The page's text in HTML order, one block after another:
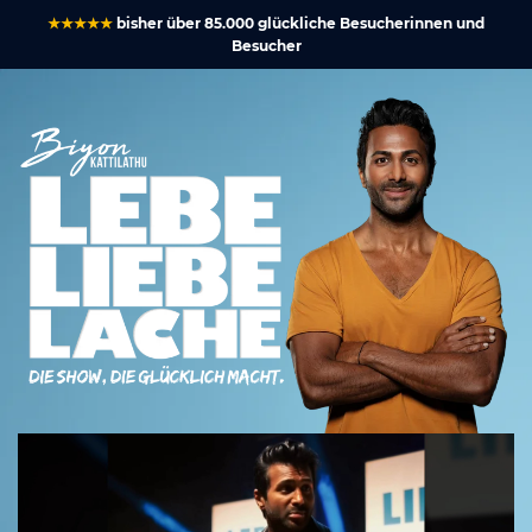
★★★★★ bisher über 85.000 glückliche Besucherinnen und
Besucher